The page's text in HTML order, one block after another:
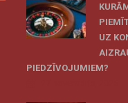
UZ
PIEDZĪVOJUMIEM?